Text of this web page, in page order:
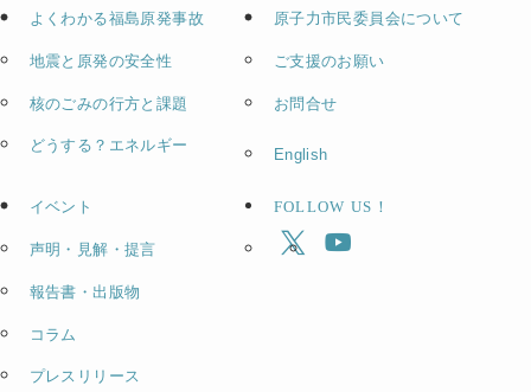
よくわかる福島原発事故
地震と原発の安全性
核のごみの行方と課題
どうする？エネルギー
イベント
声明・見解・提言
報告書・出版物
コラム
プレスリリース
原子力市民委員会について
ご支援のお願い
お問合せ
English
FOLLOW US！